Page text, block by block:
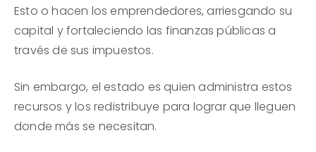
Esto o hacen los emprendedores, arriesgando su
capital y fortaleciendo las finanzas públicas a
través de sus impuestos.
Sin embargo, el estado es quien administra estos
recursos y los redistribuye para lograr que lleguen
donde más se necesitan.